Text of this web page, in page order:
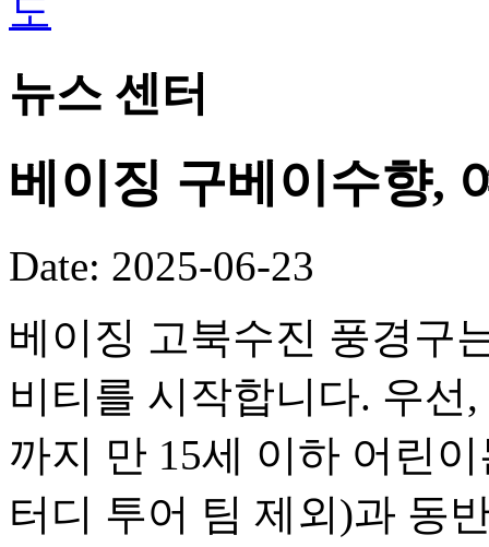
뉴스 센터
베이징 구베이수향,
Date: 2025-06-23
베이징 고북수진 풍경구
비티를 시작합니다. 우선
까지 만 15세 이하 어린
터디 투어 팀 제외)과 동